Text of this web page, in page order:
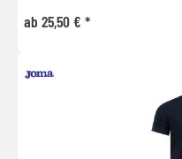
ab 25,50 € *